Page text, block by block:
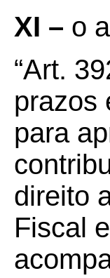
XI – o
“Art.
prazos
para
direito
Fiscal